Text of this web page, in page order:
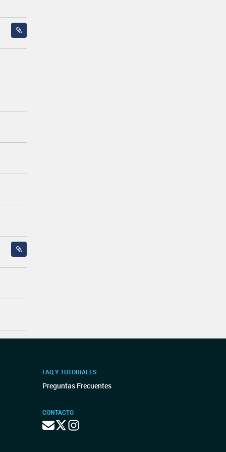
FAQ Y TUTORIALES
Preguntas Frecuentes
CONTACTO